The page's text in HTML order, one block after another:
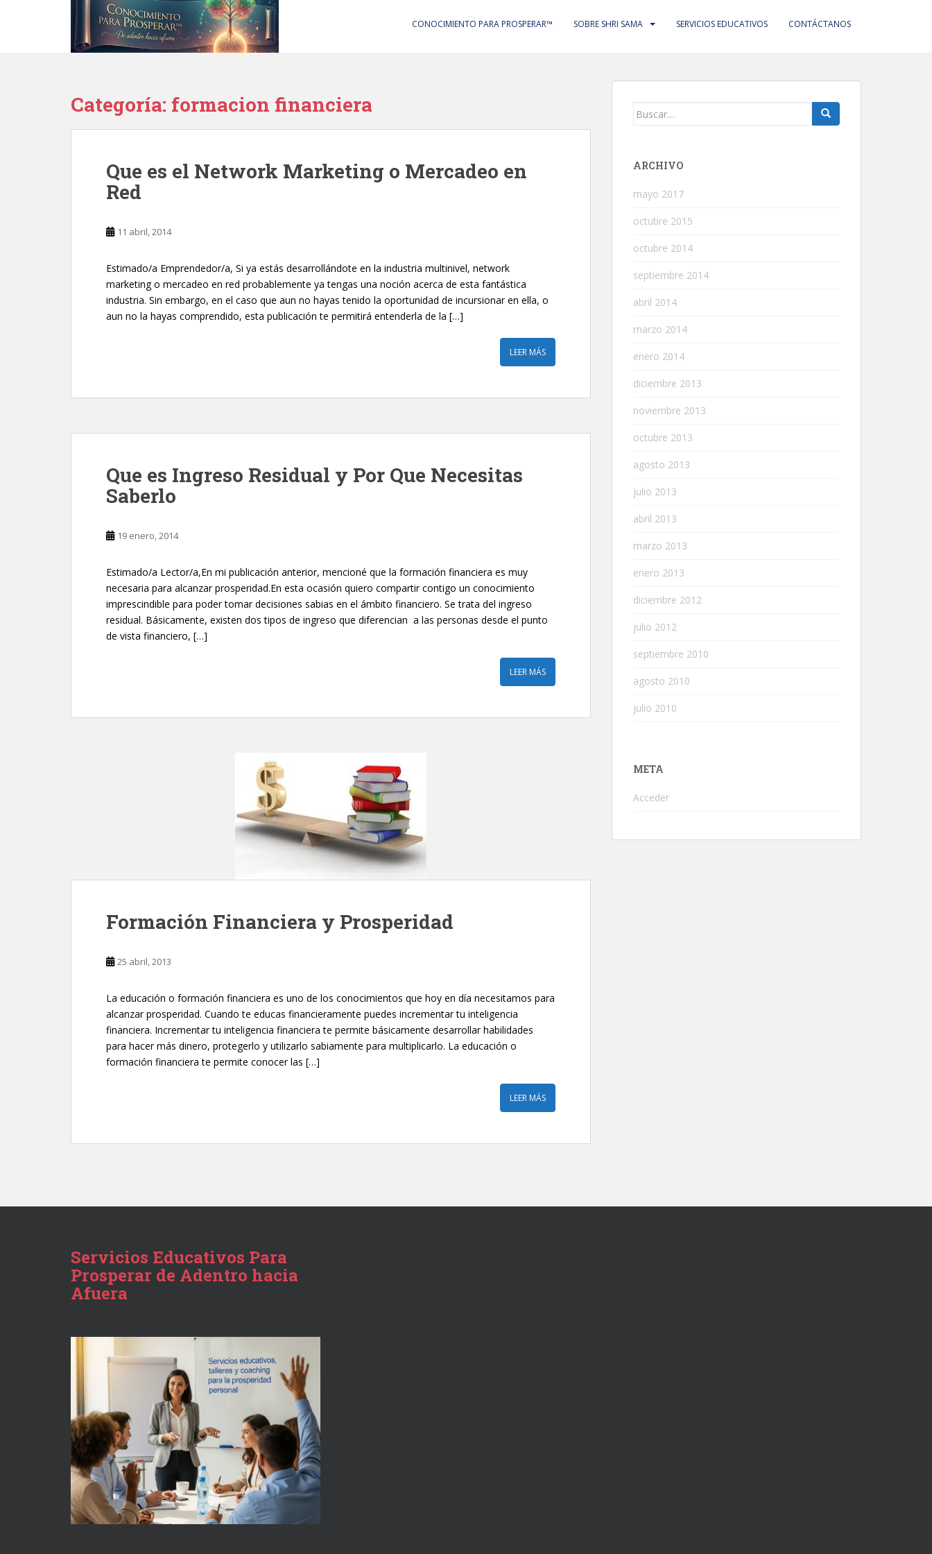
CONOCIMIENTO PARA PROSPERAR™ SOBRE SHRI SAMA SERVICIOS EDUCATIVOS CONTÁCTANOS
Categoría: formacion financiera
Que es el Network Marketing o Mercadeo en
Red
11 abril, 2014
Estimado/a Emprendedor/a, Si ya estás desarrollándote en la industria multinivel, network
marketing o mercadeo en red probablemente ya tengas una noción acerca de esta fantástica
industria. Sin embargo, en el caso que aun no hayas tenido la oportunidad de incursionar en ella, o
aun no la hayas comprendido, esta publicación te permitirá entenderla de la […]
LEER MÁS
Que es Ingreso Residual y Por Que Necesitas
Saberlo
19 enero, 2014
Estimado/a Lector/a,En mi publicación anterior, mencioné que la formación financiera es muy
necesaria para alcanzar prosperidad.En esta ocasión quiero compartir contigo un conocimiento
imprescindible para poder tomar decisiones sabias en el ámbito financiero. Se trata del ingreso
residual. Básicamente, existen dos tipos de ingreso que diferencian a las personas desde el punto
de vista financiero, […]
LEER MÁS
Formación Financiera y Prosperidad
25 abril, 2013
La educación o formación financiera es uno de los conocimientos que hoy en día necesitamos para
alcanzar prosperidad. Cuando te educas financieramente puedes incrementar tu inteligencia
financiera. Incrementar tu inteligencia financiera te permite básicamente desarrollar habilidades
para hacer más dinero, protegerlo y utilizarlo sabiamente para multiplicarlo. La educación o
formación financiera te permite conocer las […]
LEER MÁS
Buscar:
ARCHIVO
mayo 2017
octubre 2015
octubre 2014
septiembre 2014
abril 2014
marzo 2014
enero 2014
diciembre 2013
noviembre 2013
octubre 2013
agosto 2013
julio 2013
abril 2013
marzo 2013
enero 2013
diciembre 2012
julio 2012
septiembre 2010
agosto 2010
julio 2010
META
Acceder
Servicios Educativos Para
Prosperar de Adentro hacia
Afuera